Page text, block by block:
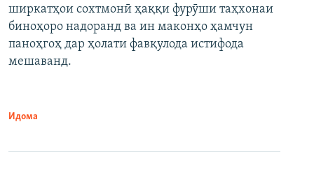
ширкатҳои сохтмонӣ ҳаққи фурӯши таҳхонаи
биноҳоро надоранд ва ин маконҳо ҳамчун
паноҳгоҳ дар ҳолати фавқулода истифода
мешаванд.
Идома